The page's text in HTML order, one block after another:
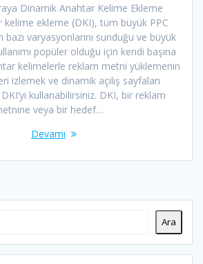
Dinamik Anahtar Kelime Ekleme
kelime ekleme (DKI), tüm büyük PPC
bazı varyasyonlarını sunduğu ve büyük
popüler olduğu için kendi başına
kelimelerle reklam metni yüklemenin
izlemek ve dinamik açılış sayfaları
kullanabilirsiniz. DKI, bir reklam
veya bir hedef…
Devamı
Ara